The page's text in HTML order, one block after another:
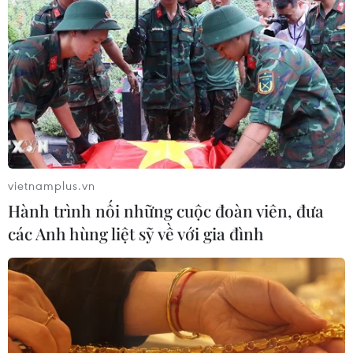
một cuộc "đổ bộ" xuống một trong những miệng hố bí
ẩn tại Siberia.
Phát hiện bốn miệng hố khổng lồ ở "nơi
vietnamplus.vn
Hành trình nối những cuộc đoàn viên, đưa
các Anh hùng liệt sỹ về với gia đình